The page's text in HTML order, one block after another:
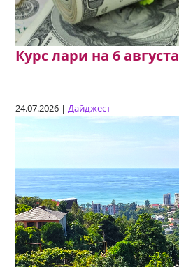
Курс лари на 6 августа
24.07.2026 |Дайджест